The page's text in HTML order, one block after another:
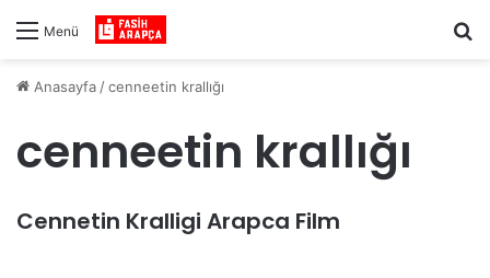
Menü
Anasayfa /cenneetin krallığı
cenneetin krallığı
Cennetin Kralligi Arapca Film